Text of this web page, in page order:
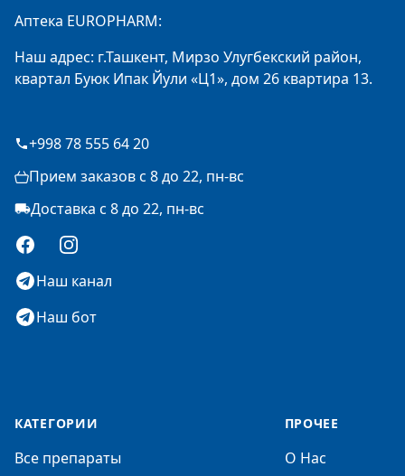
Аптека EUROPHARM:
Наш адрес: г.Ташкент, Мирзо Улугбекский район,
квартал Буюк Ипак Йули «Ц1», дом 26 квартира 13.
+998 78 555 64 20
Прием заказов с 8 до 22, пн-вс
Доставка с 8 до 22, пн-вс
FacebookInstagram
Наш канал
Наш бот
КАТЕГОРИИ
Все препараты
ПРОЧЕЕ
О Нас